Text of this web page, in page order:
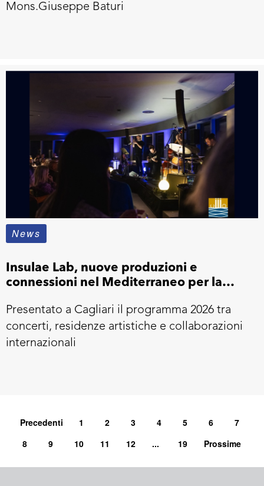
Mons.Giuseppe Baturi
News
Insulae Lab, nuove produzioni e
connessioni nel Mediterraneo per la
Presentato a Cagliari il programma 2026 tra
concerti, residenze artistiche e collaborazioni
internazionali
Precedenti 1 2 3 4 5 6
7
8
9 10 11 12 ... 19 Prossime